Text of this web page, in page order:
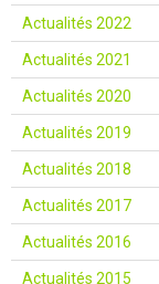
Actualités 2022
Actualités 2021
Actualités 2020
Actualités 2019
Actualités 2018
Actualités 2017
Actualités 2016
Actualités 2015